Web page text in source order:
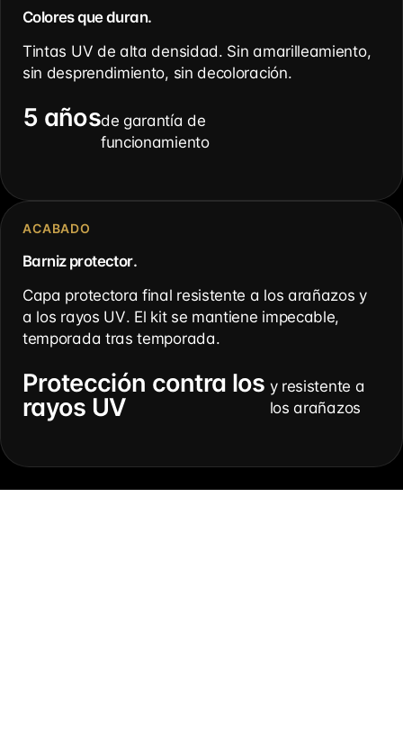
Colores que duran.
Tintas UV de alta densidad. Sin amarilleamiento,
sin desprendimiento, sin decoloración.
5 añosde garantía de
funcionamiento
ACABADO
Barniz protector.
Capa protectora final resistente a los arañazos y
a los rayos UV. El kit se mantiene impecable,
temporada tras temporada.
Protección contra los
rayos UV
y resistente a
los arañazos